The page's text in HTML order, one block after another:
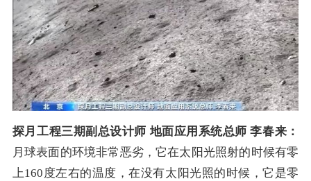
探月工程三期副总设计师 地面应用系统总师 李春来：
月球表面的环境非常恶劣，它在太阳光照射的时候有零
上160度左右的温度，在没有太阳光照的时候，它是零